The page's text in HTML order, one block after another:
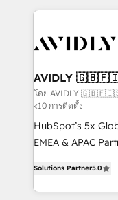
the operational
Healthcare -
we help: ✔️ Full
optimization ✔️
and reporting
and workflow
programs, training, and
partnerships, we
revenue maturity
AVIDLY
🇳🇿
โดย AVIDLY
<10 การติดตั้ง
HubSpot’s 5x
EMEA & APAC
and 370+
Solutions Partner5.0